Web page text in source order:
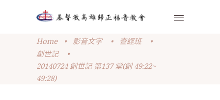
Home • 影音文字 • 查經班
•
創世記
•
20140724 創世記 第137 堂(創 49:22~
49:28)